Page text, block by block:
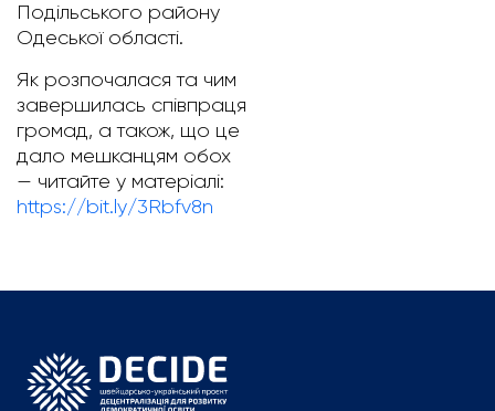
Подільського району
Одеської області.
Як розпочалася та чим
завершилась співпраця
громад, а також, що це
дало мешканцям обох
— читайте у матеріалі:
https://bit.ly/3Rbfv8n